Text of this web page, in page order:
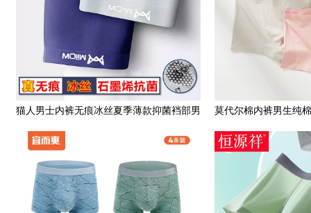
猫人男士内裤无痕冰丝夏季薄款抑菌裆部男
生运动四角裤平角短裤头
莫代尔棉内裤男生纯
少年学生发